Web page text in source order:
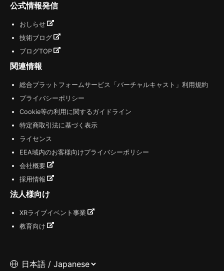
公式情報発信
おしらせ
技術ブログ
ブログTOP
関連情報
総合プラットフォームサービス「バーチャルキャスト」利用規約
プライバシーポリシー
Cookie等の利用に関するガイドライン
特定商取引法に基づく表示
ライセンス
EEA域内のお客様向けプライバシーポリシー
会社概要
採用情報
法人様向け
XRライブイベント事業
教育向け